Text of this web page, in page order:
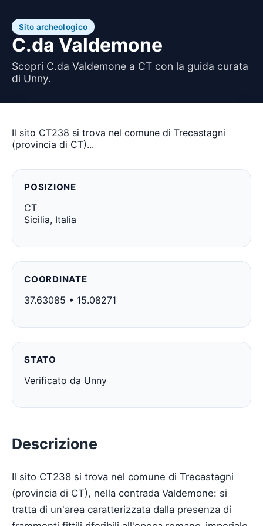
Sito archeologico
C.da Valdemone
Scopri C.da Valdemone a CT con la guida curata
di Unny.
Il sito CT238 si trova nel comune di Trecastagni
(provincia di CT)...
POSIZIONE
CT
Sicilia, Italia
COORDINATE
37.63085 • 15.08271
STATO
Verificato da Unny
Descrizione
Il sito CT238 si trova nel comune di Trecastagni
(provincia di CT), nella contrada Valdemone: si
tratta di un'area caratterizzata dalla presenza di